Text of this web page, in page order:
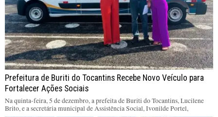
Prefeitura de Buriti do Tocantins Recebe Novo Veículo para
Fortalecer Ações Sociais
Na quinta-feira, 5 de dezembro, a prefeita de Buriti do Tocantins, Lucilene
Brito, e a secretária municipal de Assistência Social, Ivonilde Portel,